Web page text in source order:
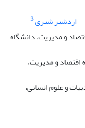
اردشیر شیری3
و مدیریت، دانشگاه
و مدیریت،
و علوم انسانی،